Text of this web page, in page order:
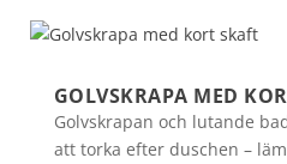
GOLVSKRAPA MED
Golvskrapan och lutande
att torka efter duschen –